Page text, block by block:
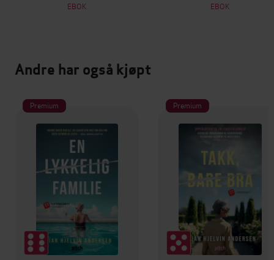
EBOK EBOK
Andre har også kjøpt
Premium Premium